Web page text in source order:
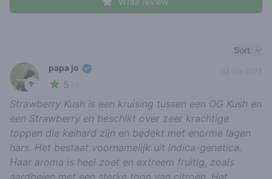
Sort
🥦
papa jo
5
03-09-2023
Strawberry Kush is een kruising tussen een OG Kush en
een Strawberry en beschikt over zeer krachtige
toppen die keihard zijn en bedekt met enorme lagen
hars. Het bestaat voornamelijk uit indica-genetica.
Haar aroma is heel zoet en extreem fruitig, zoals